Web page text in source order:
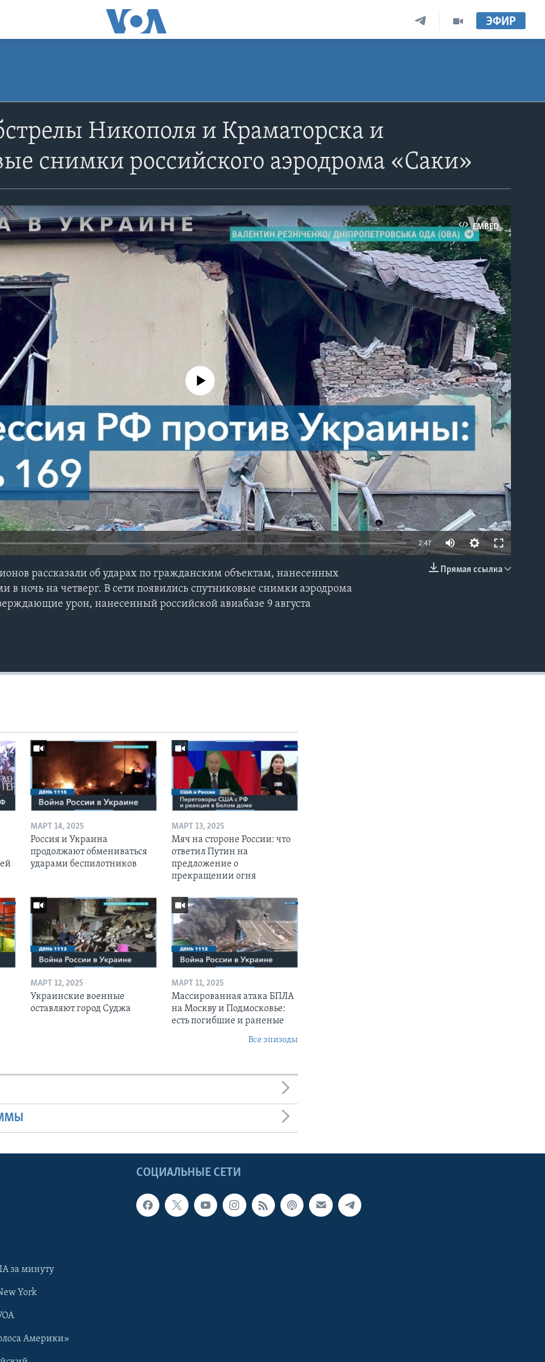
ЭФИР
Никополя и Краматорска и
снимки российского аэродрома «Саки»
EMBED
No media source currently available
2:47
Прямая ссылка
рассказали об ударах по гражданским объектам, нанесенных
в ночь на четверг. В сети появились спутниковые снимки аэродрома
урон, нанесенный российской авиабазе 9 августа
МАРТ 14, 2025
Россия и Украина
продолжают обмениваться
ударами беспилотников
МАРТ 13, 2025
Мяч на стороне России: что
ответил Путин на
предложение о
прекращении огня
МАРТ 12, 2025
Украинские военные
оставляют город Суджа
МАРТ 11, 2025
Массированная атака БПЛА
на Москву и Подмосковье:
есть погибшие и раненые
Все эпизоды
СОЦИАЛЬНЫЕ СЕТИ
за минуту
York
Америки»